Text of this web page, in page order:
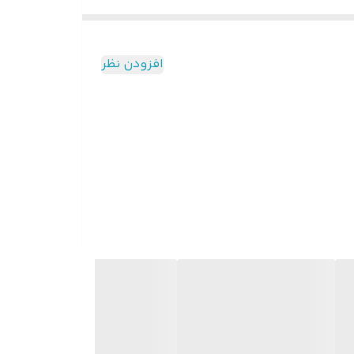
افزودن نظر